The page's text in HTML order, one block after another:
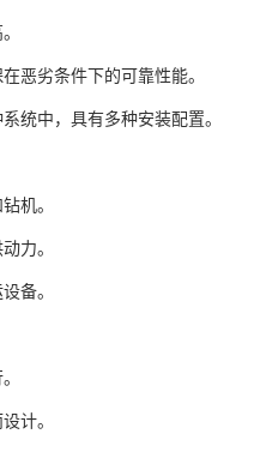
恶劣条件下的可靠性能。
统中，具有多种安装配置。
机。
力。
备。
计。